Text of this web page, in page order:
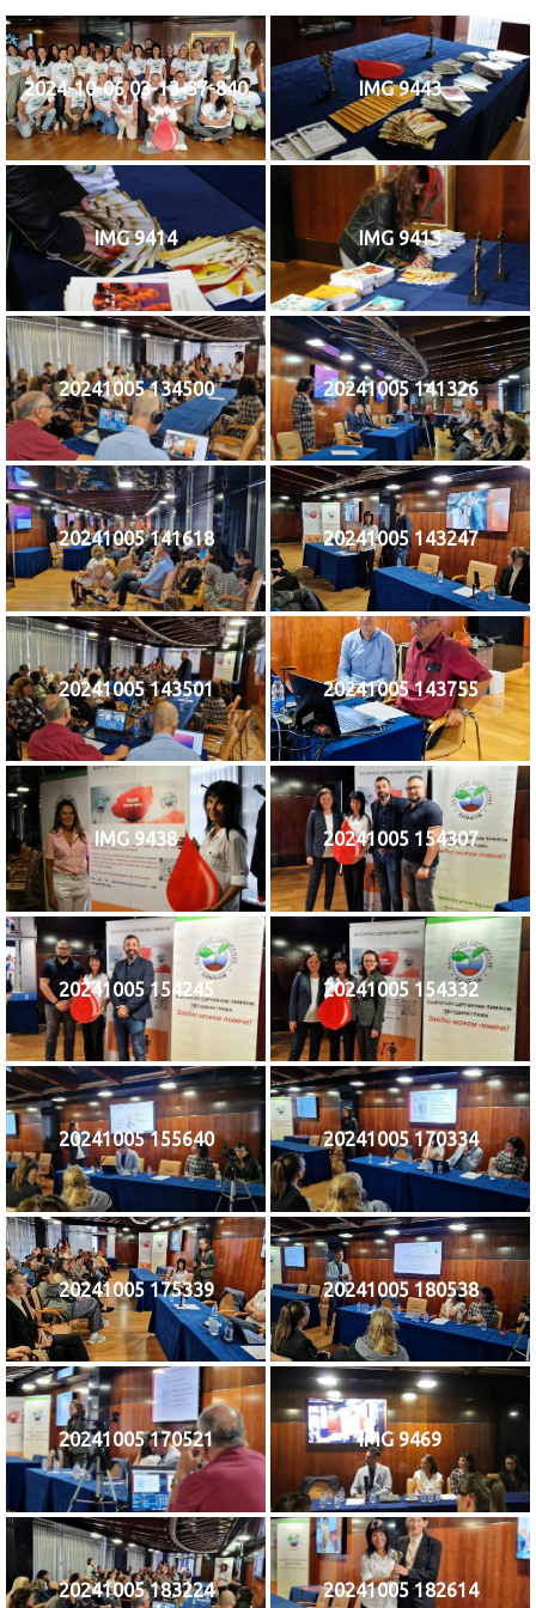
2024-10-06 03-13-37-840 IMG 9443
IMG 9414 IMG 9413
20241005 134500 20241005 141326
20241005 141618 20241005 143247
20241005 143501 20241005 143755
IMG 9438 20241005 154307
20241005 154245 20241005 154332
20241005 155640 20241005 170334
20241005 175339 20241005 180538
20241005 170521 IMG 9469
20241005 183224 20241005 182614